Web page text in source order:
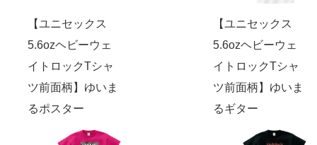
【ユニセックス
5.6ozヘビーウェ
イトロックTシャ
ツ前面柄】ゆいま
るポスター
【ユニセックス
5.6ozヘビーウェ
イトロックTシャ
ツ前面柄】ゆいま
るギター